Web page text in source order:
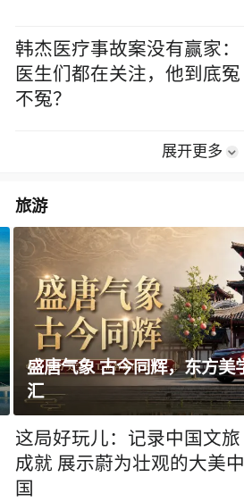
韩杰医疗事故案没有赢家：
医生们都在关注，他到底冤
不冤？
展开更多
旅游
这局好玩儿·贵州好嘢
这局好玩儿：记录中国文旅
成就 展示蔚为壮观的大美中
国